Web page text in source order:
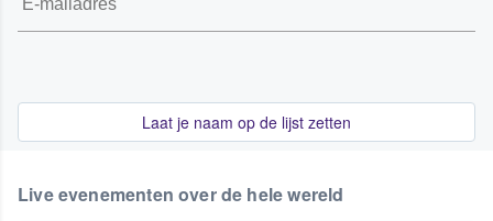
Laat je naam op de lijst zetten
Live evenementen over de hele wereld